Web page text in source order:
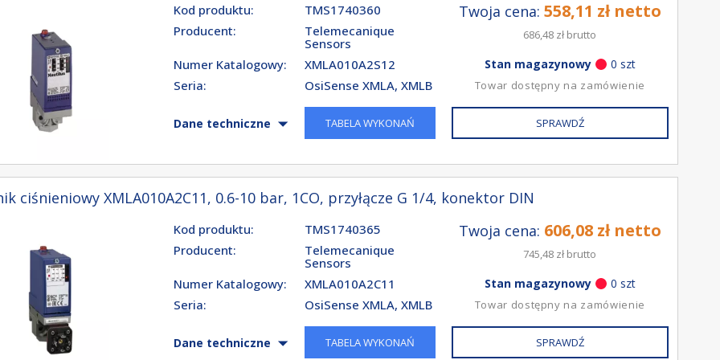
Kod produktu:
TMS1740360
Producent:
Telemecanique
Sensors
Numer Katalogowy:
XMLA010A2S12
Seria:
OsiSense XMLA, XMLB
Dane techniczne TABELA WYKONAŃ
Twoja cena: 558,11 zł netto
686,48 zł brutto
Stan magazynowy 0 szt
Towar dostępny na zamówienie
SPRAWDŹ
ciśnieniowy XMLA010A2C11, 0.6-10 bar, 1CO, przyłącze G 1/4, konektor DIN
Kod produktu:
TMS1740365
Producent:
Telemecanique
Sensors
Numer Katalogowy:
XMLA010A2C11
Seria:
OsiSense XMLA, XMLB
Dane techniczne TABELA WYKONAŃ
Twoja cena: 606,08 zł netto
745,48 zł brutto
Stan magazynowy 0 szt
Towar dostępny na zamówienie
SPRAWDŹ